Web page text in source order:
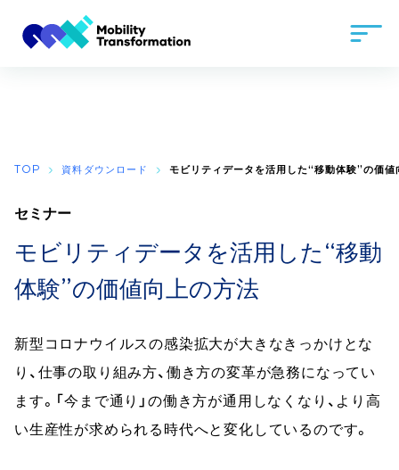
TOP 資料ダウンロード モビリティデータを活用した“移動体験”の価値
セミナー
モビリティデータを活用した“移動
体験”の価値向上の方法
新型コロナウイルスの感染拡大が大きなきっかけとな
り、仕事の取り組み方、働き方の変革が急務になってい
ます。「今まで通り」の働き方が通用しなくなり、より高
い生産性が求められる時代へと変化しているのです。